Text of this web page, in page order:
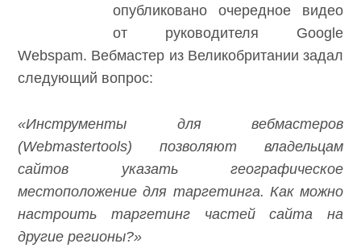
опубликовано очередное видео
от руководителя Google
Webspam. Вебмастер из Великобритании
задал следующий вопрос:
«Инструменты для вебмастеров
(Webmastertools
) позволяют владельцам
сайтов указать географическое
местоположение для таргетинга. Как можно
настроить таргетинг частей сайта на другие
регионы?»